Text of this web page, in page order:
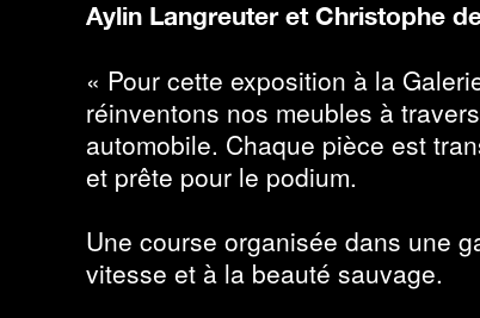
Aylin Langreuter et Christophe
« Pour cette exposition à la
réinventons nos meubles à
automobile. Chaque pièce est
et prête pour le podium.
Une course organisée dans une
vitesse et à la beauté sauvage.